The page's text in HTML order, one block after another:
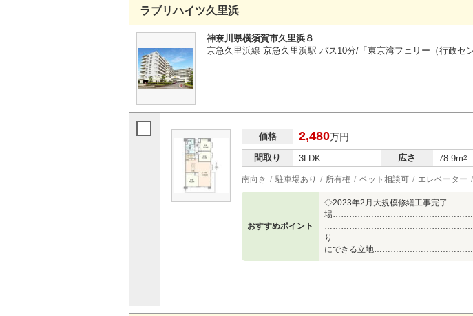
ラブリハイツ久里浜
神奈川県横須賀市久里浜８
京急久里浜線 京急久里浜駅 バス10分/「東京湾フェリー（行政セ
価格 2,480万円
間取り 3LDK 広さ 78.9m2
南向き 駐車場あり 所有権 ペット相談可 エレベーター
おすすめポイント
◇2023年2月大規模修繕工事
場
り
にできる立地